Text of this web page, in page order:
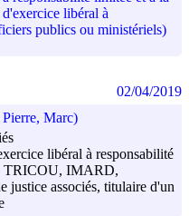
libéral à
publics ou ministériels)
Marc)
libéral à responsabilité
TRICOU, IMARD,
justice associés, titulaire d'un
02/04/2019